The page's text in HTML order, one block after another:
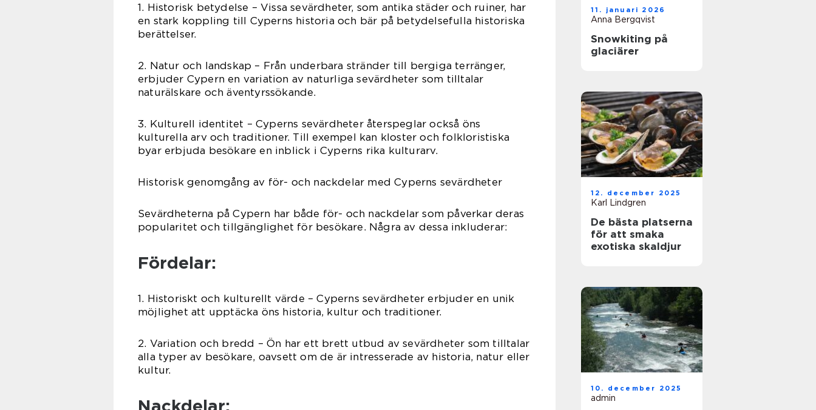
1. Historisk betydelse – Vissa sevärdheter, som antika städer och ruiner, har
en stark koppling till Cyperns historia och bär på betydelsefulla historiska
berättelser.
2. Natur och landskap – Från underbara stränder till bergiga terränger,
erbjuder Cypern en variation av naturliga sevärdheter som tilltalar
naturälskare och äventyrssökande.
3. Kulturell identitet – Cyperns sevärdheter återspeglar också öns
kulturella arv och traditioner. Till exempel kan kloster och folkloristiska
byar erbjuda besökare en inblick i Cyperns rika kulturarv.
Historisk genomgång av för- och nackdelar med Cyperns sevärdheter
Sevärdheterna på Cypern har både för- och nackdelar som påverkar deras
popularitet och tillgänglighet för besökare. Några av dessa inkluderar:
Fördelar:
1. Historiskt och kulturellt värde – Cyperns sevärdheter erbjuder en unik
möjlighet att upptäcka öns historia, kultur och traditioner.
2. Variation och bredd – Ön har ett brett utbud av sevärdheter som tilltalar
alla typer av besökare, oavsett om de är intresserade av historia, natur eller
kultur.
Nackdelar:
11. januari 2026
Anna Bergqvist
Snowkiting på
glaciärer
12. december 2025
Karl Lindgren
De bästa platserna
för att smaka
exotiska skaldjur
10. december 2025
admin